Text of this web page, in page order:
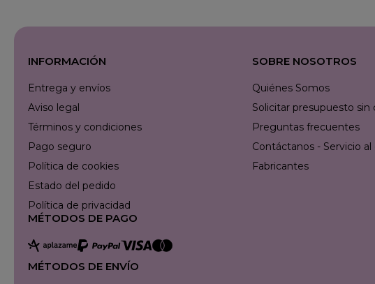
INFORMACIÓN
Entrega y envíos
Aviso legal
Términos y condiciones
Pago seguro
Política de cookies
Estado del pedido
Política de privacidad
SOBRE NOSOTROS
Quiénes Somos
Solicitar presupuesto
Preguntas frecuentes
Contáctanos - Servicio
Fabricantes
MÉTODOS DE PAGO
MÉTODOS DE ENVÍO